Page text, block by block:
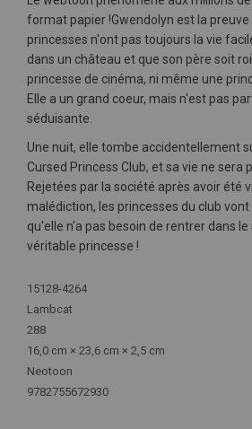
format papier !Gwendolyn est la preuve
princesses n'ont pas toujours la vie
dans un château et que son père soit
princesse de cinéma, ni même une
Elle a un grand coeur, mais n'est pas
séduisante.
Une nuit, elle tombe accidentellement
Cursed Princess Club, et sa vie ne sera
Rejetées par la société après avoir été
malédiction, les princesses du club
qu'elle n'a pas besoin de rentrer dans
véritable princesse !
Plus
d'infos
15128-4264
Lambcat
288
16,0 cm × 23,6 cm × 2,5 cm
Neotoon
9782755672930